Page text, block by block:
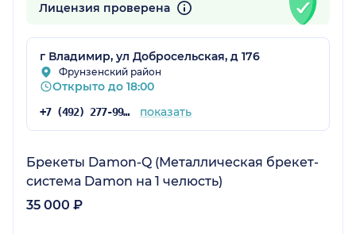
Лицензия проверена
г Владимир, ул Добросельская, д 176
Фрунзенский район
Открыто до 18:00
+7 (492) 277-99-33 показать
Брекеты Damon-Q (Металлическая брекет-
система Damon на 1 челюсть)
35 000 ₽